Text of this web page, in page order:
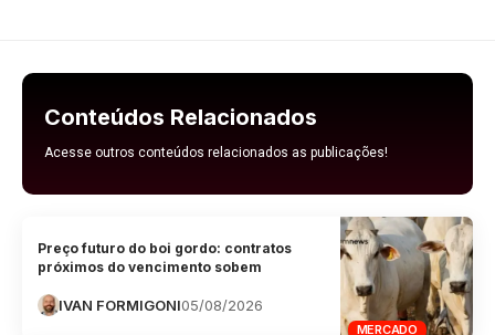
Conteúdos Relacionados
Acesse outros conteúdos relacionados as publicações!
MERCADO
Preço futuro do boi gordo: contratos
próximos do vencimento sobem
IVAN FORMIGONI05/08/2026